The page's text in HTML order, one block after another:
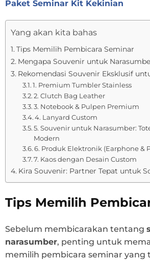
Paket Seminar Kit Kekinian
Yang akan kita bahas
Tips Memilih Pembicara Seminar
Mengapa Souvenir untuk
Rekomendasi Souvenir Eksklusif
1. Premium Tumbler Stainless
2. Clutch Bag Leather
3. Notebook & Pulpen Premium
4. Lanyard Custom
5. Souvenir untuk Narasumber:
Modern
6. Produk Elektronik (Earphone &
7. Kaos dengan Desain Custom
Kira Souvenir: Partner Tepat untuk
Tips Memilih
Sebelum membicarakan tentang
narasumber, penting untuk
memilih pembicara seminar yang